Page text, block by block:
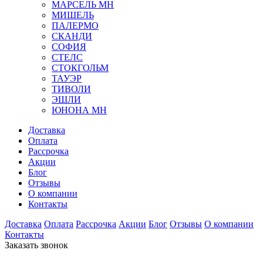
МАРСЕЛЬ МН
МИШЕЛЬ
ПАЛЕРМО
СКАНДИ
СОФИЯ
СТЕЛС
СТОКГОЛЬМ
ТАУЭР
ТИВОЛИ
ЭШЛИ
ЮНОНА МН
Доставка
Оплата
Рассрочка
Акции
Блог
Отзывы
О компании
Контакты
Доставка Оплата Рассрочка Акции Блог Отзывы О компании
Контакты
Заказать звонок